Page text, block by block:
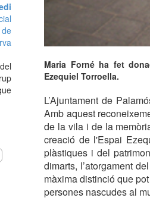
Maria Forné ha fet
Ezequiel Torroella.
L’Ajuntament de
Amb aquest
de la vila i de la
creació de l'Espai
plàstiques i del
dimarts, l’atorgament
màxima distinció que
persones nascudes al